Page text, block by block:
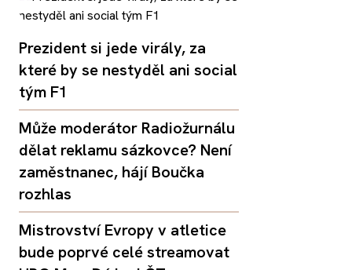
Prezident si jede virály, za
které by se nestyděl ani social
tým F1
Může moderátor Radiožurnálu
dělat reklamu sázkovce? Není
zaměstnanec, hájí Boučka
rozhlas
Mistrovství Evropy v atletice
bude poprvé celé streamovat